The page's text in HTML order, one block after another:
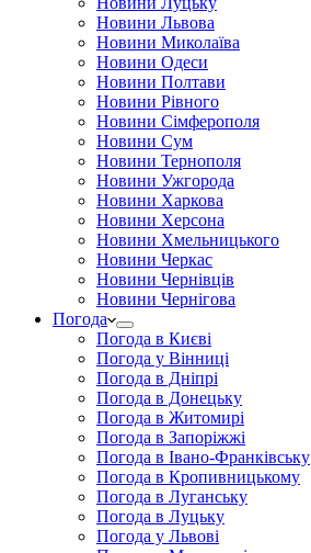
Новини Львова
Новини Миколаїва
Новини Одеси
Новини Полтави
Новини Рівного
Новини Сімферополя
Новини Сум
Новини Тернополя
Новини Ужгорода
Новини Харкова
Новини Херсона
Новини Хмельницького
Новини Черкас
Новини Чернівців
Новини Чернігова
Погода
Погода в Києві
Погода у Вінниці
Погода в Дніпрі
Погода в Донецьку
Погода в Житомирі
Погода в Запоріжжі
Погода в Івано-Франківську
Погода в Кропивницькому
Погода в Луганську
Погода в Луцьку
Погода у Львові